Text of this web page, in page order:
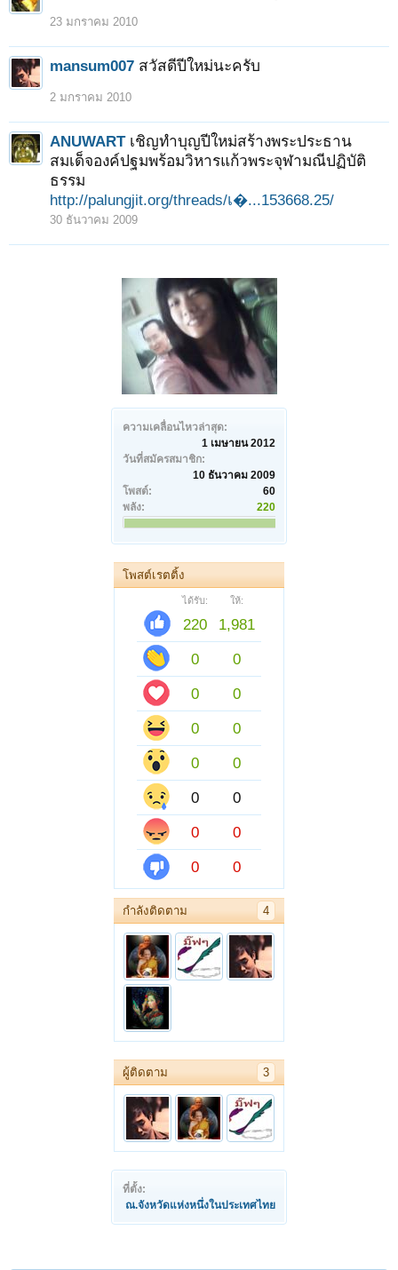
ความเคลื่อนไหวล่าสุด:
1 เมษายน 2012
วันที่สมัครสมาชิก:
10 ธันวาคม 2009
โพสต์:
60
พลัง:
220
โพสต์เรตติ้ง
ได้รับ: ให้:
220
1,981
0
0
0
0
0
0
0
0
0
0
0
0
0
0
กำลังติดตาม 4
ผู้ติดตาม 3
ที่ตั้ง:
ณ.จังหวัดแห่งหนึ่งในประเทศไทย
23 มกราคม 2010
mansum007 สวัสดีปีใหม่นะครับ
2 มกราคม 2010
ANUWART เชิญทำบุญปีใหม่สร้างพระประธาน
สมเด็จองค์ปฐมพร้อมวิหารแก้วพระจุฬามณีปฏิบัติ
ธรรม
http://palungjit.org/threads/เ�...153668.25/
30 ธันวาคม 2009